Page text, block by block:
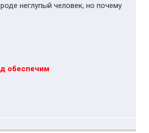
неглупый человек, но почему
обеспечим